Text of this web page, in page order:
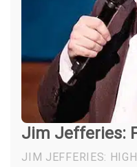
Jim Jefferies:
JIM JEFFERIES: